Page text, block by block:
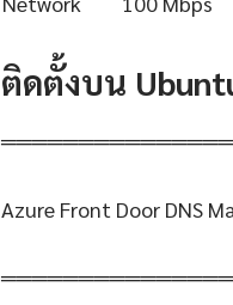
ติดตั้งบน
Azure Front Door DNS